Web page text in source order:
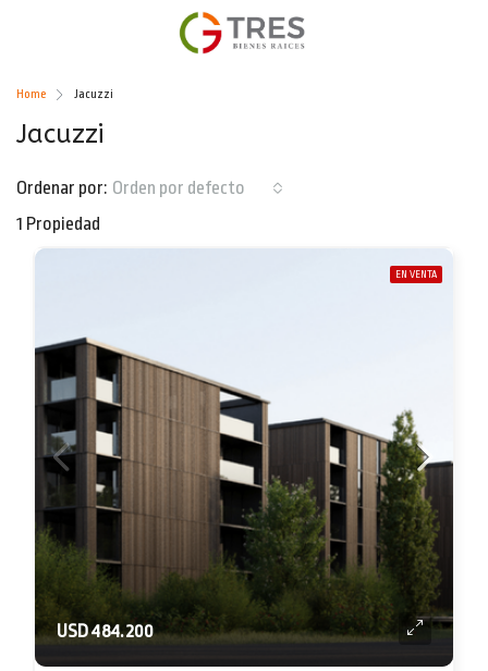
Home Jacuzzi
Jacuzzi
1 Propiedad
Ordenar por: Orden por defecto
EN VENTA
USD 484.200